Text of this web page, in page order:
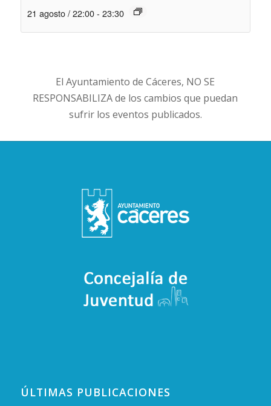
21 agosto / 22:00 - 23:30
El Ayuntamiento de Cáceres, NO SE
RESPONSABILIZA de los cambios que puedan
sufrir los eventos publicados.
ÚLTIMAS PUBLICACIONES